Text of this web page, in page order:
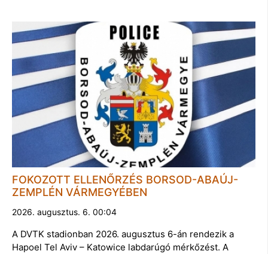
FOKOZOTT ELLENŐRZÉS BORSOD-ABAÚJ-
ZEMPLÉN VÁRMEGYÉBEN
2026. augusztus. 6. 00:04
A DVTK stadionban 2026. augusztus 6-án rendezik a
Hapoel Tel Aviv – Katowice labdarúgó mérkőzést. A